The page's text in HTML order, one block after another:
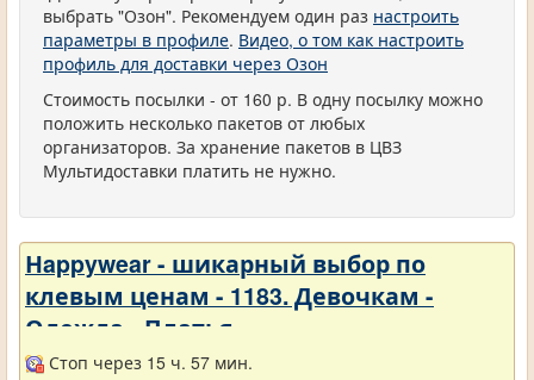
выбрать "Озон". Рекомендуем один раз настроить
параметры в профиле. Видео, о том как настроить
профиль для доставки через Озон
Стоимость посылки - от 160 р. В одну посылку можно
положить несколько пакетов от любых
организаторов. За хранение пакетов в ЦВЗ
Мультидоставки платить не нужно.
Нappywear - шикарный выбор по
клевым ценам - 1183. Девочкам -
Одежда - Платья
Стоп через 15 ч. 57 мин.